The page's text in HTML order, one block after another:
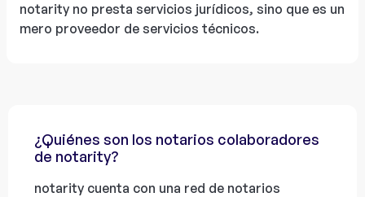
notarity no presta servicios jurídicos, sino que es un
mero proveedor de servicios técnicos.
¿Quiénes son los notarios colaboradores
de notarity?
notarity cuenta con una red de notarios